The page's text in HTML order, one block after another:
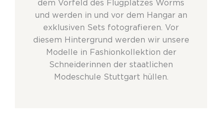
dem Vorfeld des Flugplatzes Worms
und werden in und vor dem Hangaran
exklusiven Sets fotografieren. Vor
diesem Hintergrund werden wir unsere
Modelle in Fashionkollektion der
Schneiderinnen der staatlichen
Modeschule Stuttgart hüllen.